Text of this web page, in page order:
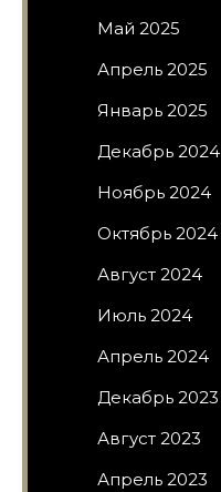
Май 2025
Апрель 2025
Январь 2025
Декабрь 2024
Ноябрь 2024
Октябрь 2024
Август 2024
Июль 2024
Апрель 2024
Декабрь 2023
Август 2023
Апрель 2023